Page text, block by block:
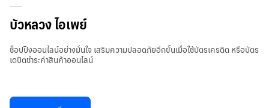
บัวหลวง ไอเพย์
ช็อปปิงออนไลน์อย่างมั่นใจ เสริมความปลอดภัยอีกขั้นเมื่อใช้บัตรเครดิต หรือบัตร
เดบิตชำระค่าสินค้าออนไลน์